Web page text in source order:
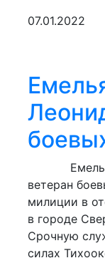
07.01.2022
ветеран
милиции в
в городе
Срочную
силах